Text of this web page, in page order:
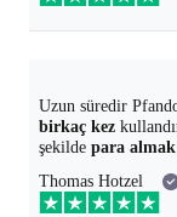
Uzun süredir
birkaç kez
şekilde para almak
Thomas Hotzel